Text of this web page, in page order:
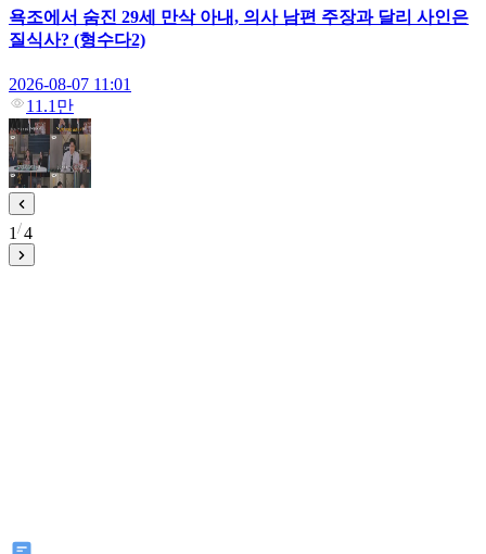
욕조에서 숨진 29세 만삭 아내, 의사 남편 주장과 달리 사인은
질식사? (형수다2)
2026-08-07 11:01
11.1만
1 4